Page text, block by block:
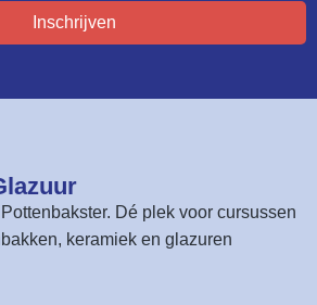
Inschrijven
. Dé plek voor cursussen
keramiek en glazuren